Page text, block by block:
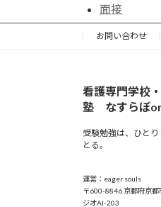
面接
お問い合わせ
看護専門学校
塾 なすらぼ
受験勉強は、ひと
とる。
運営：eager souls
〒600-8846 京都府京
ジオAI-203